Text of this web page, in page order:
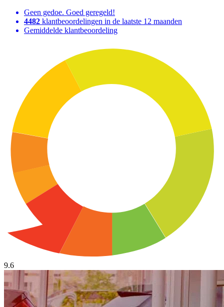
Geen gedoe. Goed geregeld!
4482 klantbeoordelingen in de laatste 12 maanden
Gemiddelde klantbeoordeling
9.6